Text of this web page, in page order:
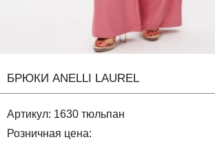
БРЮКИ ANELLI LAUREL
Артикул: 1630 тюльпан
Розничная цена: